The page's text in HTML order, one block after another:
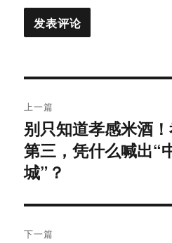
章
导
航
上一篇
上
篇
文
别只知道孝感米酒
第三，凭什么喊出“
城”？
下一篇